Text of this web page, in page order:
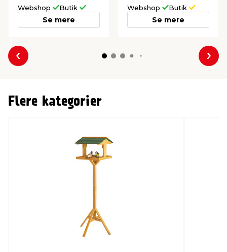
Webshop Butik
Se mere
Webshop Butik
Se mere
Forrige
Flere kategorier